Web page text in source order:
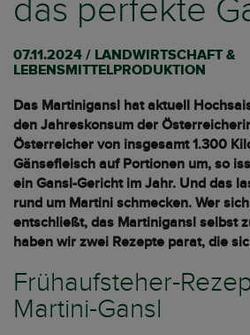
das perfekte
07.11.2024 / LANDWIRTSCHAFT &
LEBENSMITTELPRODUKTION
Das Martinigansl hat aktuell
den Jahreskonsum der
Österreicher von insgesamt 1.300
Gänsefleisch auf Portionen um, so
ein Gansl-Gericht im Jahr. Und das
rund um Martini schmecken. Wer
entschließt, das Martinigansl selbst
haben wir zwei Rezepte parat, die
Frühaufsteher-
Martini-Gansl